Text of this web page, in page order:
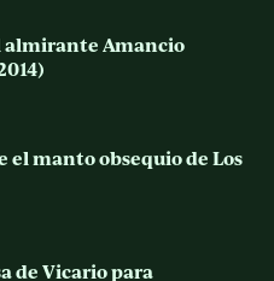
almirante Amancio
el manto obsequio de Los
de Vicario para